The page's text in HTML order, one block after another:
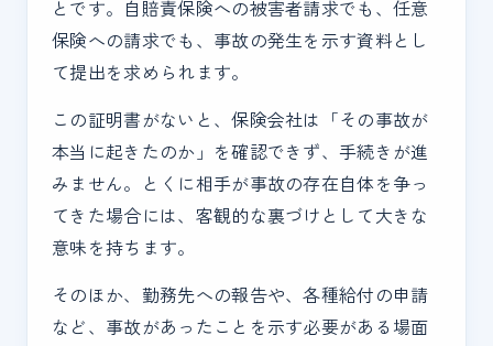
とです。自賠責保険への被害者請求でも、任意
保険への請求でも、事故の発生を示す資料とし
て提出を求められます。
この証明書がないと、保険会社は「その事故が
本当に起きたのか」を確認できず、手続きが進
みません。とくに相手が事故の存在自体を争っ
てきた場合には、客観的な裏づけとして大きな
意味を持ちます。
そのほか、勤務先への報告や、各種給付の申請
など、事故があったことを示す必要がある場面